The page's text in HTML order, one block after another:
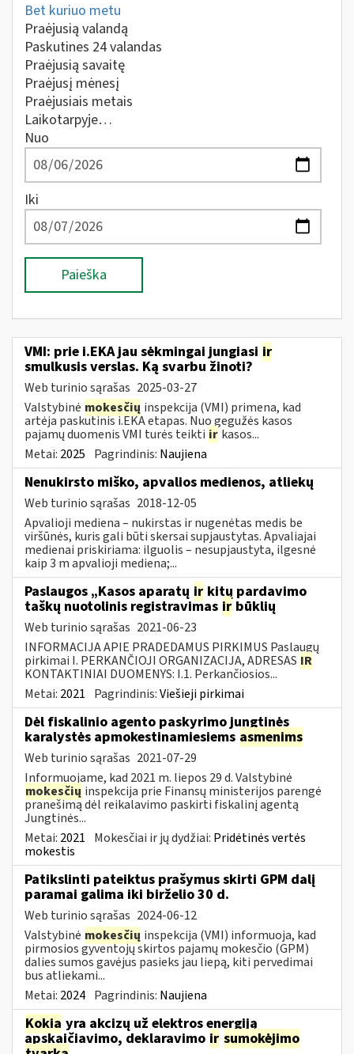
Bet kuriuo metu
Praėjusią valandą
Paskutines 24 valandas
Praėjusią savaitę
Praėjusį mėnesį
Praėjusiais metais
Laikotarpyje…
Nuo
Iki
Paieška
VMI: prie i.EKA jau sėkmingai jungiasi ir
smulkusis verslas. Ką svarbu žinoti?
Web turinio sąrašas 2025-03-27
Valstybinė mokesčių inspekcija (VMI) primena, kad
artėja paskutinis i.EKA etapas. Nuo gegužės kasos
pajamų duomenis VMI turės teikti ir kasos...
Metai: 2025 Pagrindinis: Naujiena
Nenukirsto miško, apvalios medienos, atliekų
Web turinio sąrašas 2018-12-05
Apvalioji mediena – nukirstas ir nugenėtas medis be
viršūnės, kuris gali būti skersai supjaustytas. Apvaliajai
medienai priskiriama: ilguolis – nesupjaustyta, ilgesnė
kaip 3 m apvalioji mediena;...
Paslaugos „Kasos aparatų ir kitų pardavimo
taškų nuotolinis registravimas ir būklių
Web turinio sąrašas 2021-06-23
INFORMACIJA APIE PRADEDAMUS PIRKIMUS Paslaugų
pirkimai I. PERKANČIOJI ORGANIZACIJA, ADRESAS IR
KONTAKTINIAI DUOMENYS: I.1. Perkančiosios...
Metai: 2021 Pagrindinis:Viešieji pirkimai
Dėl fiskalinio agento paskyrimo jungtinės
karalystės apmokestinamiesiems asmenims
Web turinio sąrašas 2021-07-29
Informuojame, kad 2021 m. liepos 29 d. Valstybinė
mokesčių inspekcija prie Finansų ministerijos parengė
pranešimą dėl reikalavimo paskirti fiskalinį agentą
Jungtinės...
Metai: 2021 Mokesčiai ir jų dydžiai: Pridėtinės vertės
mokestis
Patikslinti pateiktus prašymus skirti GPM dalį
paramai galima iki birželio 30 d.
Web turinio sąrašas 2024-06-12
Valstybinė mokesčių inspekcija (VMI) informuoja, kad
pirmosios gyventojų skirtos pajamų mokesčio (GPM)
dalies sumos gavėjus pasieks jau liepą, kiti pervedimai
bus atliekami...
Metai: 2024 Pagrindinis: Naujiena
Kokia yra akcizų už elektros energiją
apskaičiavimo, deklaravimo ir sumokėjimo